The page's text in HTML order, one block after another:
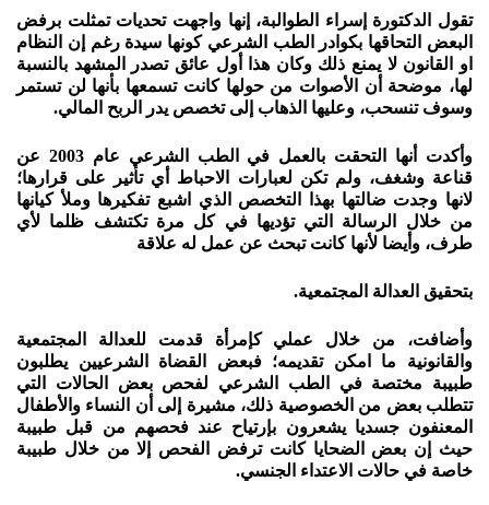
تقول الدكتورة إسراء الطوالبة، إنها واجهت تحديات تمثلت برفض
البعض التحاقها بكوادر الطب الشرعي كونها سيدة رغم إن النظام
او القانون لا يمنع ذلك وكان هذا أول عائق تصدر المشهد بالنسبة
لها، موضحة أن الأصوات من حولها كانت تسمعها بأنها لن تستمر
وسوف تنسحب، وعليها الذهاب إلى تخصص يدر الربح المالي.
وأكدت أنها التحقت بالعمل في الطب الشرعي عام 2003 عن
قناعة وشغف، ولم تكن لعبارات الاحباط أي تأثير على قرارها؛
لانها وجدت ضالتها بهذا التخصص الذي اشبع تفكيرها وملأ كيانها
من خلال الرسالة التي تؤديها في كل مرة تكتشف ظلما لأي
طرف، وأيضا لأنها كانت تبحث عن عمل له علاقة
بتحقيق العدالة المجتمعية.
وأضافت، من خلال عملي كإمرأة قدمت للعدالة المجتمعية
والقانونية ما امكن تقديمه؛ فبعض القضاة الشرعيين يطلبون
طبيبة مختصة في الطب الشرعي لفحص بعض الحالات التي
تتطلب بعض من الخصوصية ذلك، مشيرة إلى أن النساء والأطفال
المعنفون جسديا يشعرون بإرتياح عند فحصهم من قبل طبيبة
حيث إن بعض الضحايا كانت ترفض الفحص إلا من خلال طبيبة
خاصة في حالات الاعتداء الجنسي.